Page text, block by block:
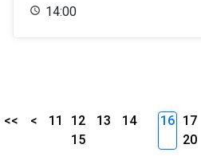
14:00
<< < 11 12 13
14
15
16 17
20